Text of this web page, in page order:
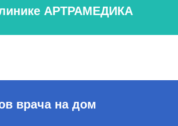
АРТРАМЕДИКА
врача на дом